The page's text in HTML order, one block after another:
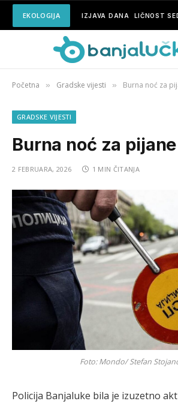
EKOLOGIJA IZJAVA DANA LIČNOST
Početna » Gradske vijesti » Burna noć za
GRADSKE VIJESTI
Burna noć za
2 FEBRUARA, 2026 1 MIN ČITANJA
Foto: Mondo/ Stefan
Policija Banjaluke bila je izuzetno